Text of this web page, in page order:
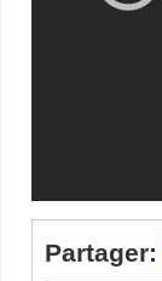
Partager: